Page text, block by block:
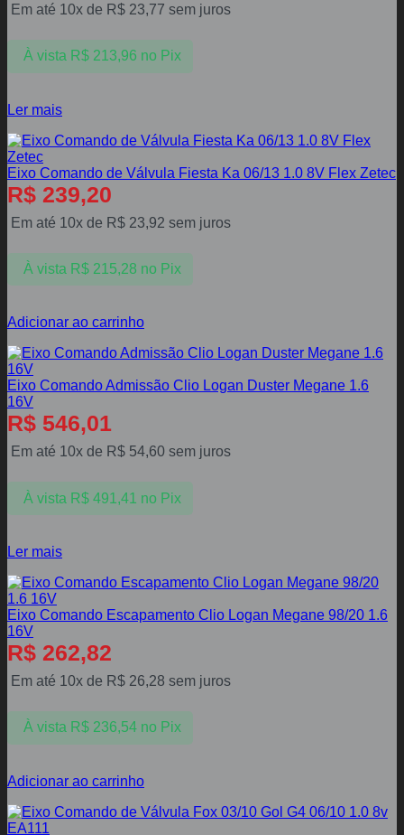
Em até 10x de R$ 23,77 sem juros
À vista R$213,96 no Pix
Ler mais
Eixo Comando de Válvula Fiesta Ka 06/13 1.0 8V Flex Zetec
R$ 239,20
Em até 10x de R$ 23,92 sem juros
À vista R$215,28 no Pix
Adicionar ao carrinho
Eixo Comando Admissão Clio Logan Duster Megane 1.6
16V
R$ 546,01
Em até 10x de R$ 54,60 sem juros
À vista R$491,41 no Pix
Ler mais
Eixo Comando Escapamento Clio Logan Megane 98/20 1.6
16V
R$ 262,82
Em até 10x de R$ 26,28 sem juros
À vista R$236,54 no Pix
Adicionar ao carrinho